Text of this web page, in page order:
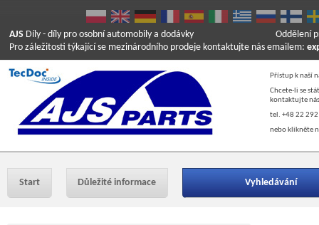
AJS Díly - díly pro osobní automobily a dodávky
Pro záležitosti týkající se mezinárodního prodeje kontaktujte nás emailem:
Oddělení
Přístup k naší
Chcete-li se
kontaktujte
tel. +48 22
nebo klikněte
Start Důležité informace Vyhledávání